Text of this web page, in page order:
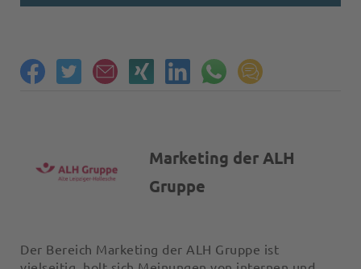
Marketing der ALH
Gruppe
Der Bereich Marketing der ALH Gruppe ist